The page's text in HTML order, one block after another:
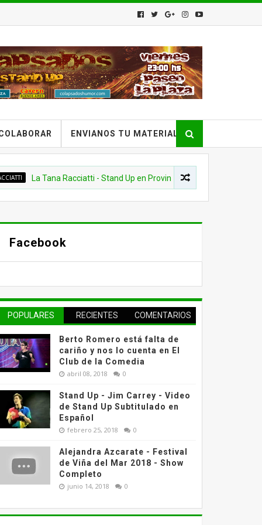
ENVIANOS TU MATERIAL
Tana Racciatti - Stand Up en Provincia Emergente - 2016
Facebook
POPULARES RECIENTES COMENTARIOS
Berto Romero está falta de
cariño y nos lo cuenta en El
Club de la Comedia
abril 08, 2018 0
Stand Up - Jim Carrey - Video
de Stand Up Subtitulado en
Español
febrero 25, 2018 0
Alejandra Azcarate - Festival
de Viña del Mar 2018 - Show
Completo
junio 14, 2018 0